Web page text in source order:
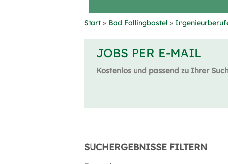
Start Bad Fallingbostel
JOBS PER E-MAIL
Kostenlos und passend zu Ihrer
SUCHERGEBNISSE FILTERN